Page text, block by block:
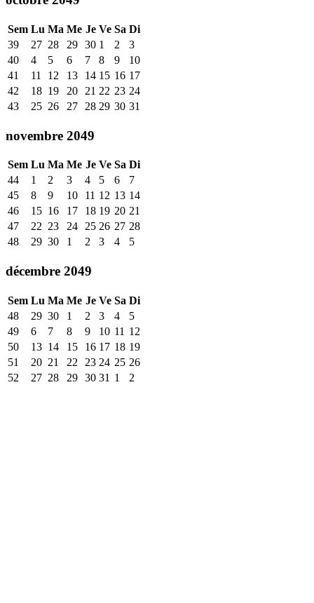
Sem Lu Ma Me Je Ve Sa Di
39
27 28 29 30 1 2
3
40
4 5 6 7 8 9
10
41
11 12 13 14 15 16 17
42
18 19 20 21 22 23 24
43
25 26 27 28 29 30 31
novembre 2049
Sem Lu Ma Me Je Ve Sa Di
44
1 2 3 4 5 6
7
45
8 9 10 11 12 13 14
46
15 16 17 18 19 20 21
47
22 23 24 25 26 27 28
48
29 30 1 2 3 4 5
décembre 2049
Sem Lu Ma Me Je Ve Sa Di
48
29 30 1 2 3 4
5
49
6 7 8 9 10 11 12
50
13 14 15 16 17 18 19
51
20 21 22 23 24 25 26
52
27 28 29 30 31 1 2